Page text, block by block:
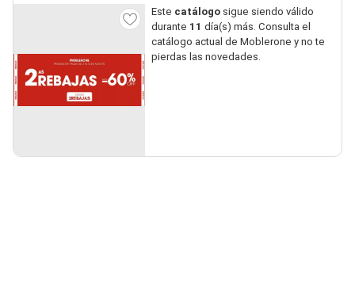
Este catálogosigue siendo válido
durante 11 día(s) más. Consulta el
catálogo actual de Moblerone y no te
pierdas las novedades.